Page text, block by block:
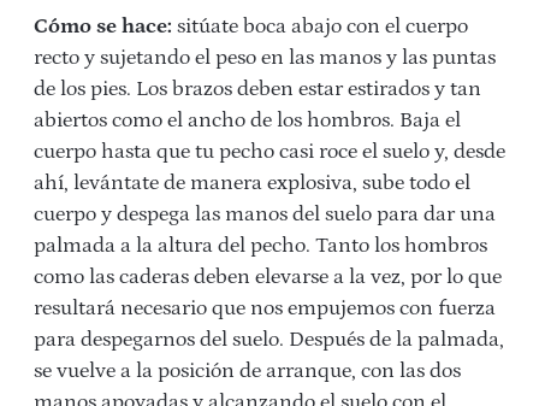
Cómo se hace: sitúate boca abajo con el cuerpo
recto y sujetando el peso en las manos y las puntas
de los pies. Los brazos deben estar estirados y tan
abiertos como el ancho de los hombros. Baja el
cuerpo hasta que tu pecho casi roce el suelo y, desde
ahí, levántate de manera explosiva, sube todo el
cuerpo y despega las manos del suelo para dar una
palmada a la altura del pecho. Tanto los hombros
como las caderas deben elevarse a la vez, por lo que
resultará necesario que nos empujemos con fuerza
para despegarnos del suelo. Después de la palmada,
se vuelve a la posición de arranque, con las dos